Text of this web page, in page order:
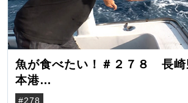
魚が食べたい！＃２７８ 長崎
本港
（クロマグロ）
#278